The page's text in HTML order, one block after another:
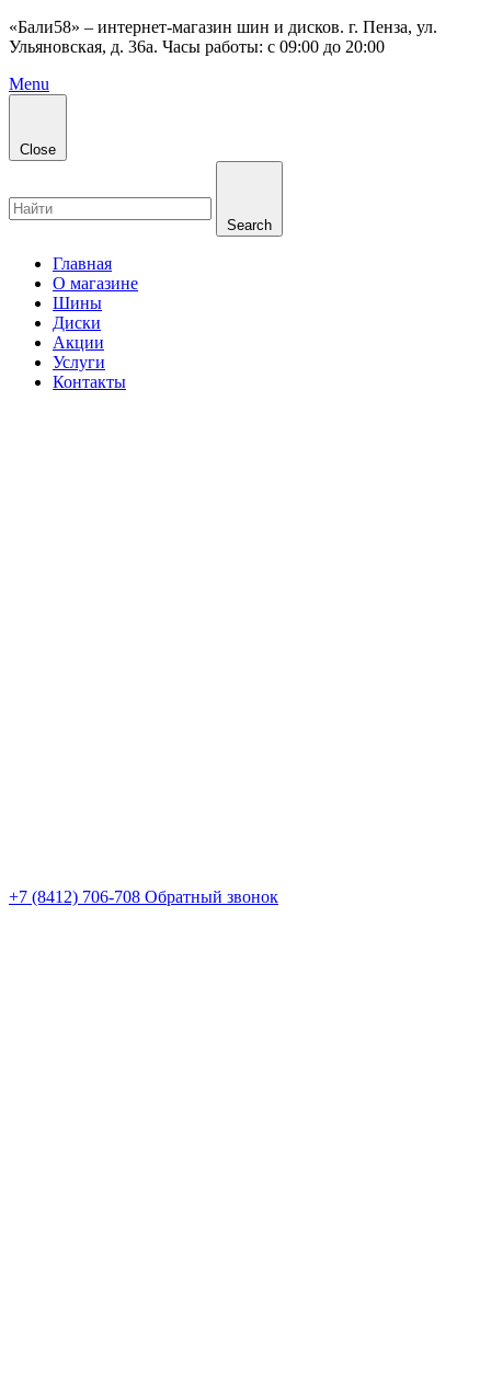
«Бали58» – интернет-магазин шин и дисков. г. Пенза, ул.
Ульяновская, д. 36а. Часы работы: с 09:00 до 20:00
Menu
Close
Search
Главная
О магазине
Шины
Диски
Акции
Услуги
Контакты
+7 (8412) 706-708 Обратный звонок